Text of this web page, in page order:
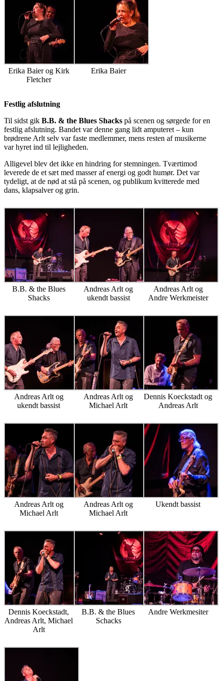
Erika Baier og Kirk
Fletcher
Erika Baier
Festlig afslutning
Til sidst gik B.B. & the Blues Shacks på scenen og sørgede for en
festlig afslutning. Bandet var denne gang lidt amputeret – kun
brødrene Arlt selv var faste medlemmer, mens resten af musikerne
var hyret ind til lejligheden.
Alligevel blev det ikke en hindring for stemningen. Tværtimod
leverede de et sæt med masser af energi og godt humør. Det var
tydeligt, at de nød at stå på scenen, og publikum kvitterede med
dans, klapsalver og grin.
B.B. & the Blues
Shacks
Andreas Arlt og
ukendt bassist
Andreas Arlt og
Andre Werkmeister
Andreas Arlt og
ukendt bassist
Andreas Arlt og
Michael Arlt
Dennis Koeckstadt og
Andreas Arlt
Andreas Arlt og
Michael Arlt
Andreas Arlt og
Michael Arlt
Ukendt bassist
Dennis Koeckstadt,
Andreas Arlt, Michael
Arlt
B.B. & the Blues
Schacks
Andre Werkmesiter